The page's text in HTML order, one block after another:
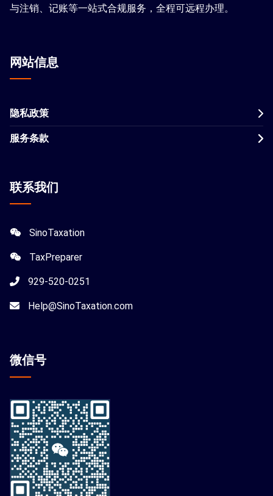
与注销、记账等一站式合规服务，全程可远程办理。
网站信息
隐私政策
服务条款
联系我们
SinoTaxation
TaxPreparer
929-520-0251
Help@SinoTaxation.com
微信号